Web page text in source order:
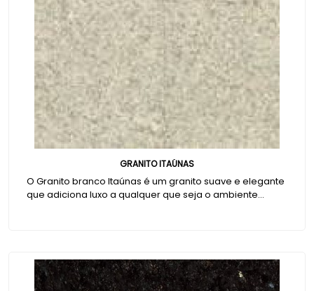
GRANITO ITAÚNAS
O Granito branco Itaúnas é um granito suave e elegante
que adiciona luxo a qualquer que seja o ambiente...